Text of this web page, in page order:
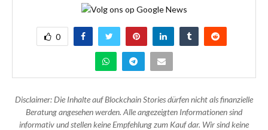
0
Disclaimer: Die Inhalte auf Blockchain Stories dürfen nicht als finanzielle
Beratung angesehen werden. Alle angezeigten Informationen sind
informativ und stellen keine Empfehlung zum Kauf dar. Wir sind keine